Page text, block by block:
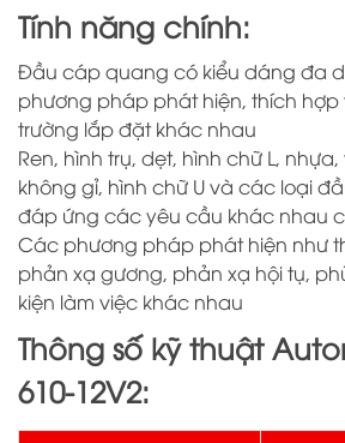
Tính năng chính:
Đầu cáp quang có kiểu dáng đa
phương pháp phát hiện, thích hợp
trường lắp đặt khác nhau
Ren, hình trụ, dẹt, hình chữ L,
không gỉ, hình chữ U và các loại
đáp ứng các yêu cầu khác nhau
Các phương pháp phát hiện như
phản xạ gương, phản xạ hội tụ,
kiện làm việc khác nhau
Thông số kỹ thuật
610-12V2: